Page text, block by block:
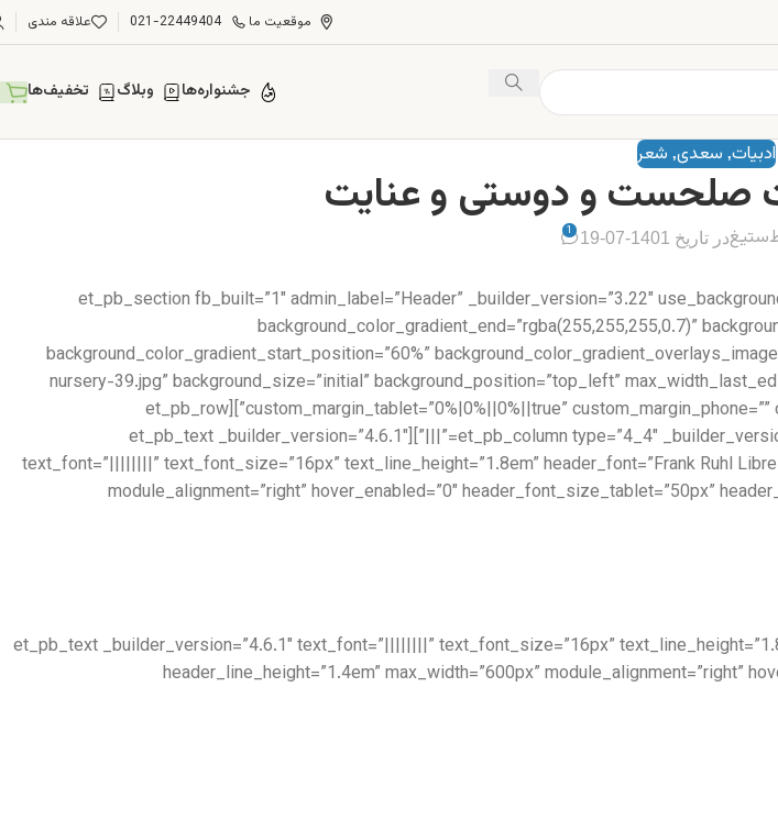
موقعیت ما 021-22449404 علاقه مندی
جشنواره‌ها وبلاگ تخفیف‌ها
ادبیات, سعدی, شعر
ستیغدر تاریخ 1401-07-19 1
[et_pb_section fb_built=”1″ admin_label=”Header” _builder_version=”3.22″
background_color_gradient_end=”rgba(255,255,255,0.7)”
background_color_gradient_start_position=”60%”
nursery-39.jpg” background_size=”initial” background_position=”top_left”
custom_margin_tablet=”0%|0%||0%||true” custom_margin_phone=”” custom_margin_last_edited=”on|desktop” custom_padding=”6vw||6vw||true|false”][et_pb_row
_builder_version=”3.25″][et_pb_column type=”4_4″ _builder_version=”3.25″ custom_padding=”|||” custom_padding__hover=”|||”][et_pb_text _builder_version=”4.6.1″
text_font=”||||||||” text_font_size=”16px” text_line_height=”1.8em” header_font=”Frank Ruhl
module_alignment=”right” hover_enabled=”0″ header_font_size_tablet=”50px”
[/et_pb_text][et_pb_text _builder_version=”4.6.1″ text_font=”||||||||” text_font_size=”16px”
header_line_height=”1.4em” max_width=”600px” module_alignment=”right”